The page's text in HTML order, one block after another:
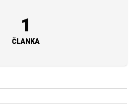
1
ČLANKA